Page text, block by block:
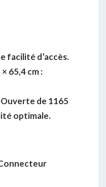
facilité d’accès.
65,4 cm :
de 1165
optimale.